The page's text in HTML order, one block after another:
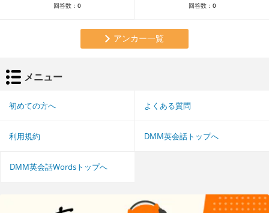
回答数： 0 回答数： 0
アンカー一覧
メニュー
初めての方へ よくある質問
利用規約 DMM英会話トップへ
DMM英会話Wordsトップへ